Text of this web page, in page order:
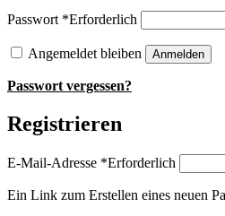
Passwort *Erforderlich
Angemeldet bleiben Anmelden
Passwort vergessen?
Registrieren
E-Mail-Adresse *Erforderlich
Ein Link zum Erstellen eines neuen